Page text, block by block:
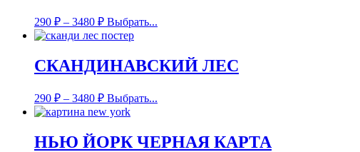
290 ₽ – 3480 ₽ Выбрать...
СКАНДИНАВСКИЙ ЛЕС
290 ₽ – 3480 ₽ Выбрать...
НЬЮ ЙОРК ЧЕРНАЯ КАРТА